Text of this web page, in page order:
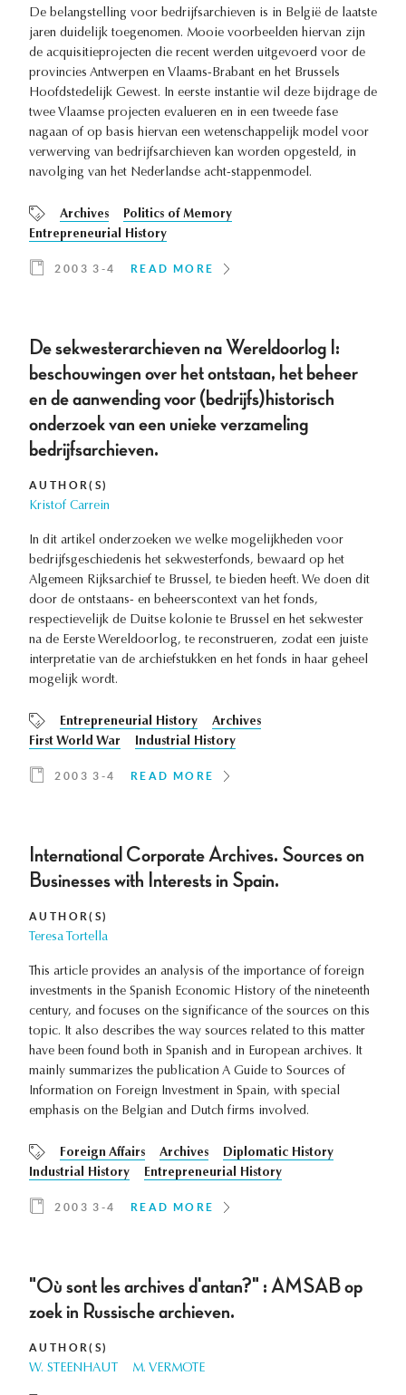
De belangstelling voor bedrijfsarchieven is in België de laatste
jaren duidelijk toegenomen. Mooie voorbeelden hiervan zijn
de acquisitieprojecten die recent werden uitgevoerd voor de
provincies Antwerpen en Vlaams-Brabant en het Brussels
Hoofdstedelijk Gewest. In eerste instantie wil deze bijdrage de
twee Vlaamse projecten evalueren en in een tweede fase
nagaan of op basis hiervan een wetenschappelijk model voor
verwerving van bedrijfsarchieven kan worden opgesteld, in
navolging van het Nederlandse acht-stappenmodel.
Archives
Politics of Memory
Entrepreneurial History
2003 3-4 READ MORE
De sekwesterarchieven na Wereldoorlog I:
beschouwingen over het ontstaan, het beheer
en de aanwending voor (bedrijfs)historisch
onderzoek van een unieke verzameling
bedrijfsarchieven.
AUTHOR(S)
Kristof Carrein
In dit artikel onderzoeken we welke mogelijkheden voor
bedrijfsgeschiedenis het sekwesterfonds, bewaard op het
Algemeen Rijksarchief te Brussel, te bieden heeft. We doen dit
door de ontstaans- en beheerscontext van het fonds,
respectievelijk de Duitse kolonie te Brussel en het sekwester
na de Eerste Wereldoorlog, te reconstrueren, zodat een juiste
interpretatie van de archiefstukken en het fonds in haar geheel
mogelijk wordt.
Entrepreneurial History
Archives
First World War
Industrial History
2003 3-4 READ MORE
International Corporate Archives. Sources on
Businesses with Interests in Spain.
AUTHOR(S)
Teresa Tortella
This article provides an analysis of the importance of foreign
investments in the Spanish Economic History of the nineteenth
century, and focuses on the significance of the sources on this
topic. It also describes the way sources related to this matter
have been found both in Spanish and in European archives. It
mainly summarizes the publication A Guide to Sources of
Information on Foreign Investment in Spain, with special
emphasis on the Belgian and Dutch firms involved.
Foreign Affairs Archives
Diplomatic History
Industrial History
Entrepreneurial History
2003 3-4 READ MORE
"Où sont les archives d'antan?" : AMSAB op
zoek in Russische archieven.
AUTHOR(S)
W. STEENHAUT M. VERMOTE